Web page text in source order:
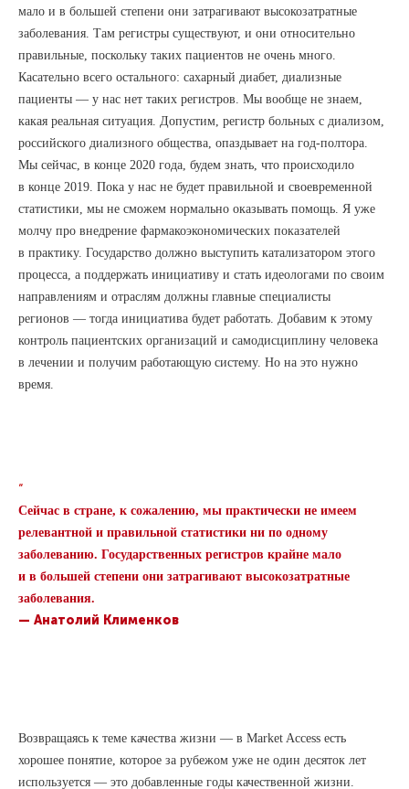
мало и в большей степени они затрагивают высокозатратные
заболевания. Там регистры существуют, и они относительно
правильные, поскольку таких пациентов не очень много.
Касательно всего остального: сахарный диабет, диализные
пациенты — у нас нет таких регистров. Мы вообще не знаем,
какая реальная ситуация. Допустим, регистр больных с диализом,
российского диализного общества, опаздывает на год-полтора.
Мы сейчас, в конце 2020 года, будем знать, что происходило
в конце 2019. Пока у нас не будет правильной и своевременной
статистики, мы не сможем нормально оказывать помощь. Я уже
молчу про внедрение фармакоэкономических показателей
в практику. Государство должно выступить катализатором этого
процесса, а поддержать инициативу и стать идеологами по своим
направлениям и отраслям должны главные специалисты
регионов — тогда инициатива будет работать. Добавим к этому
контроль пациентских организаций и самодисциплину человека
в лечении и получим работающую систему. Но на это нужно
время.
“
Сейчас в стране, к сожалению, мы практически не имеем
релевантной и правильной статистики ни по одному
заболеванию. Государственных регистров крайне мало
и в большей степени они затрагивают высокозатратные
заболевания.
— Анатолий Клименков
Возвращаясь к теме качества жизни — в Market Access есть
хорошее понятие, которое за рубежом уже не один десяток лет
используется — это добавленные годы качественной жизни.